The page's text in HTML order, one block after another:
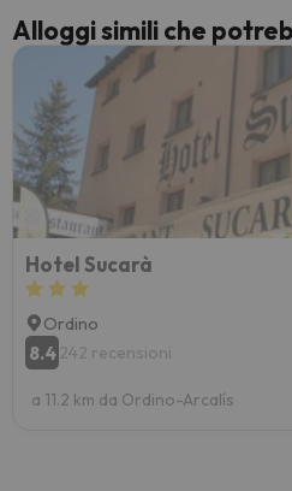
Alloggi simili che
Hotel Sucarà
Ordino
8.4242 recensioni
a 11.2 km da Ordino-Arcalís